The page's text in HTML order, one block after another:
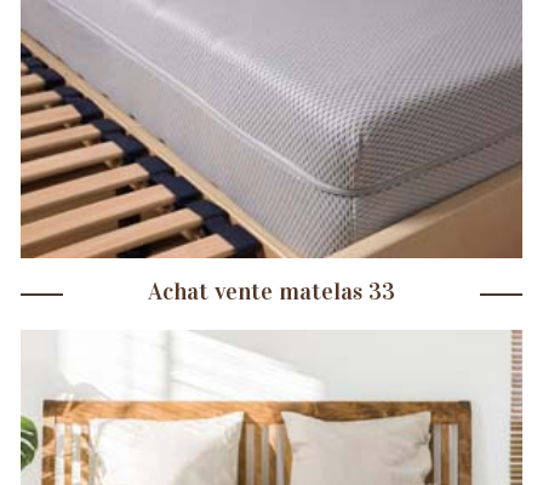
Achat vente matelas 33